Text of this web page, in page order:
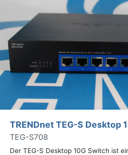
TRENDnet TEG-S Desktop
TEG-S708
Der TEG-S Desktop 10G Switch ist